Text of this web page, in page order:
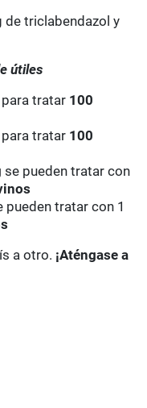
de triclabendazol y
útiles
tratar 100
tratar 100
se pueden tratar con
pueden tratar con 1
a otro. ¡Aténgase a